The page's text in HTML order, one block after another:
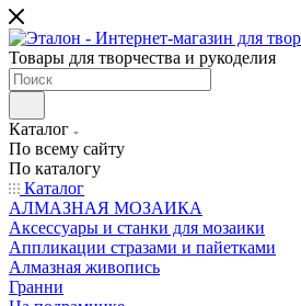
Товары для творчества и рукоделия
Каталог
По всему сайту
По каталогу
Каталог
АЛМАЗНАЯ МОЗАИКА
Аксессуары и станки для мозаики
Аппликации стразами и пайетками
Алмазная живопись
Гранни